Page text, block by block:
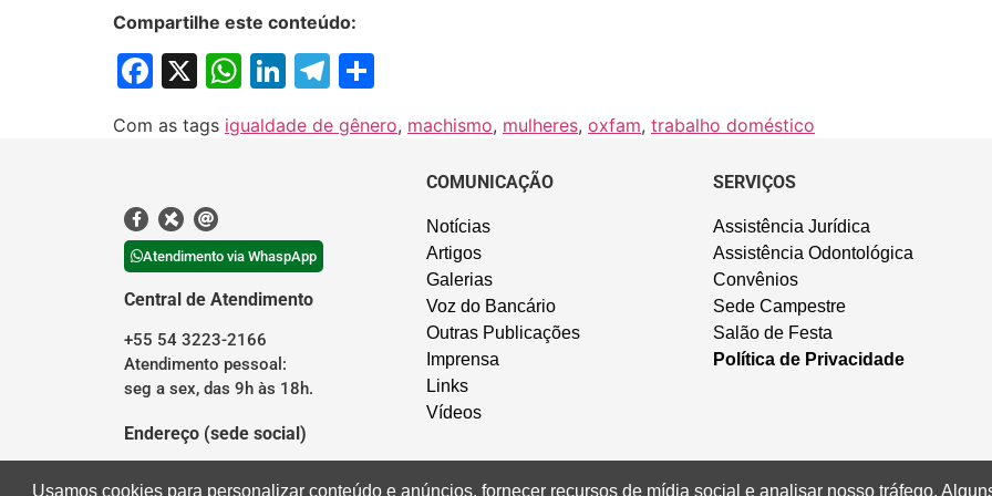
Compartilhe este conteúdo:
Facebook
X WhatsApp
LinkedIn
Telegram
Com as tags igualdade de gênero, machismo, mulheres, oxfam, trabalho doméstico
Atendimento via WhaspApp
Central de Atendimento
+55 54 3223-2166
Atendimento pessoal:
seg a sex, das 9h às 18h.
Endereço (sede social)
COMUNICAÇÃO
Notícias
Artigos
Galerias
Voz do Bancário
Outras Publicações
Imprensa
Links
Vídeos
SERVIÇOS
Assistência Jurídica
Assistência Odontológica
Convênios
Sede Campestre
Salão de Festa
Política de Privacidade
Usamos cookies para personalizar conteúdo e anúncios, fornecer recursos de mídia social e analisar nosso tráfego.